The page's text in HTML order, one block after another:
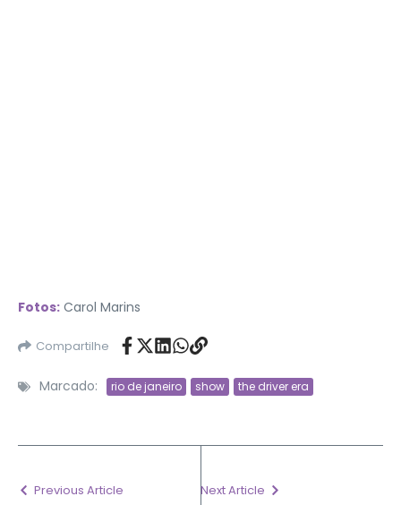
Fotos: Carol Marins
Compartilhe
Marcado: rio de janeiro show the driver era
Previous Article Next Article